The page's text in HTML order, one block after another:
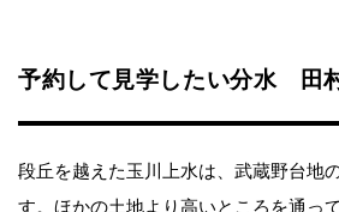
予約して見学したい分水 田
段丘を越えた玉川上水は、武蔵野台地
す。ほかの土地より高いところを通っ